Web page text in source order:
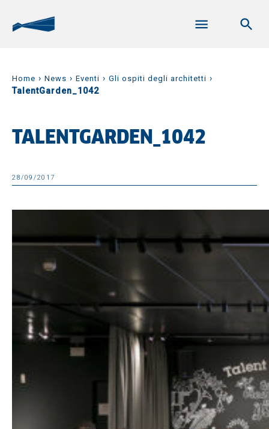
Home › News › Eventi › Gli ospiti degli architetti ›
TalentGarden_1042
TALENTGARDEN_1042
28/09/2017